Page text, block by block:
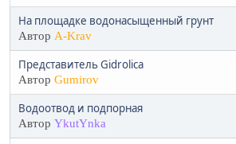
На площадке водонасыщенный грунт
Автор A-Krav
Представитель Gidrolica
Автор Gumirov
Водоотвод и подпорная
Автор YkutYnka